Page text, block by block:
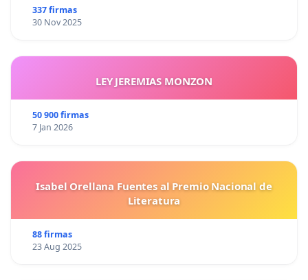
337 firmas
30 Nov 2025
LEY JEREMIAS MONZON
50 900 firmas
7 Jan 2026
Isabel Orellana Fuentes al Premio Nacional de
Literatura
88 firmas
23 Aug 2025